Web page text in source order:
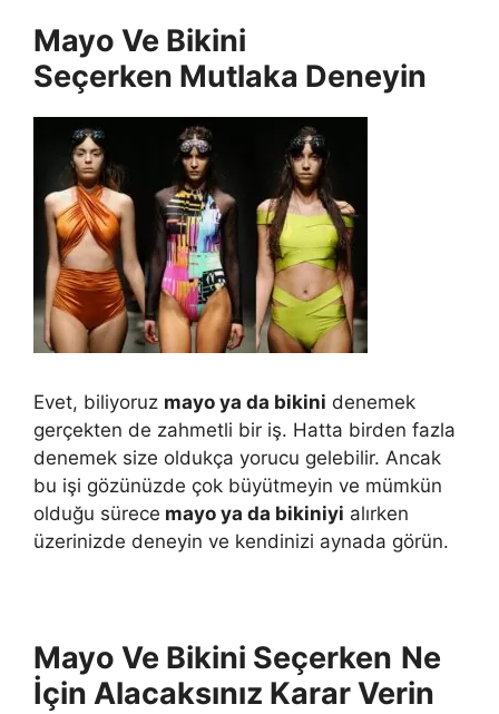
Mayo Ve Bikini
Seçerken Mutlaka Deneyin
Evet, biliyoruz mayo ya da bikini denemek
gerçekten de zahmetli bir iş. Hatta birden fazla
denemek size oldukça yorucu gelebilir. Ancak
bu işi gözünüzde çok büyütmeyin ve mümkün
olduğu sürece mayo ya da bikiniyi alırken
üzerinizde deneyin ve kendinizi aynada görün.
Mayo Ve Bikini Seçerken Ne
İçin Alacaksınız Karar Verin